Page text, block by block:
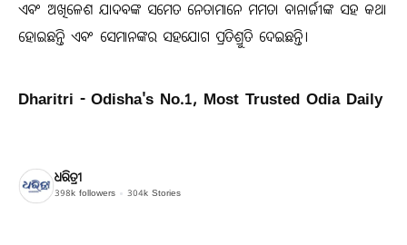
ଏବଂ ଅଖିଳେଶ ଯାଦବଙ୍କ ସମେତ ନେତାମାନେ ମମତା ବାନାର୍ଜୀଙ୍କ ସହ କଥା
ହୋଇଛନ୍ତି ଏବଂ ସେମାନଙ୍କର ସହଯୋଗ ପ୍ରତିଶ୍ରୁତି ଦେଇଛନ୍ତି।
Dharitri - Odisha's No.1, Most Trusted Odia Daily
ଧରିତ୍ରୀ
398k followers 304k Stories